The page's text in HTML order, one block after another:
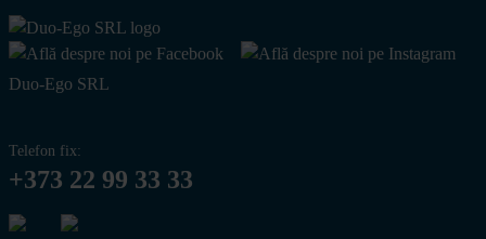
Duo-Ego SRL
Telefon fix:
+373 22 99 33 33